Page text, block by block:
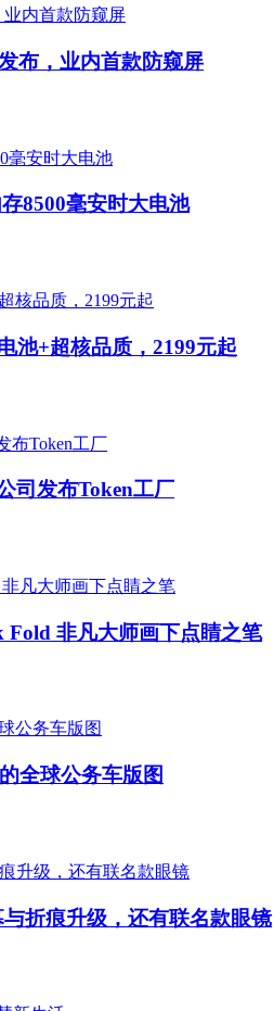
布，业内首款防窥屏
8500毫安时大电池
池+超核品质，2199元起
司发布Token工厂
Fold 非凡大师画下点睛之笔
全球公务车版图
折痕升级，还有联名款眼镜